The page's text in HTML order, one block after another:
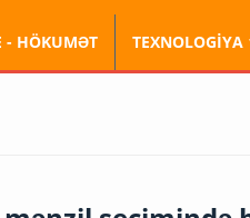
- HÖKUMƏT TEXNOLOGİYA